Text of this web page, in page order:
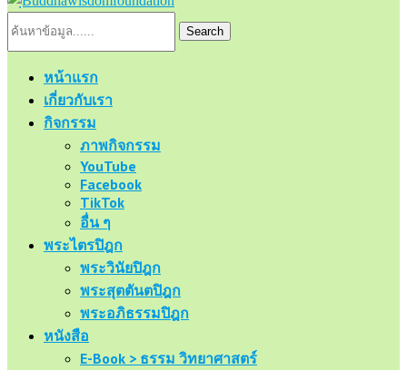
Search
หน้าแรก
เกี่ยวกับเรา
กิจกรรม
ภาพกิจกรรม
YouTube
Facebook
TikTok
อื่น ๆ
พระไตรปิฎก
พระวินัยปิฎก
พระสุตตันตปิฎก
พระอภิธรรมปิฎก
หนังสือ
E-Book > ธรรม วิทยาศาสตร์